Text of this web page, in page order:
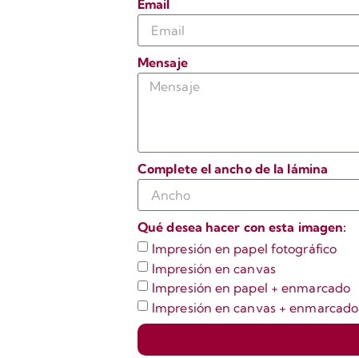
Email
Mensaje
Complete el ancho de la lámina
Qué desea hacer con esta imagen:
Impresión en papel fotográfico
Impresión en canvas
Impresión en papel + enmarcado
Impresión en canvas + enmarcado